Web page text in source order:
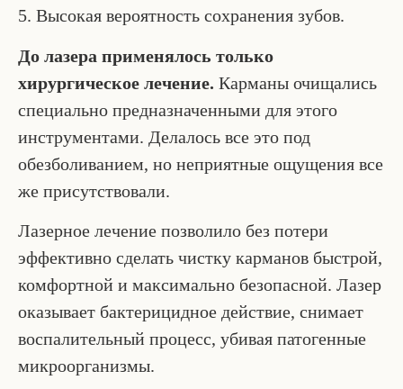
5. Высокая вероятность сохранения зубов.
До лазера применялось только
хирургическое лечение. Карманы очищались
специально предназначенными для этого
инструментами. Делалось все это под
обезболиванием, но неприятные ощущения все
же присутствовали.
Лазерное лечение позволило без потери
эффективно сделать чистку карманов быстрой,
комфортной и максимально безопасной. Лазер
оказывает бактерицидное действие, снимает
воспалительный процесс, убивая патогенные
микроорганизмы.